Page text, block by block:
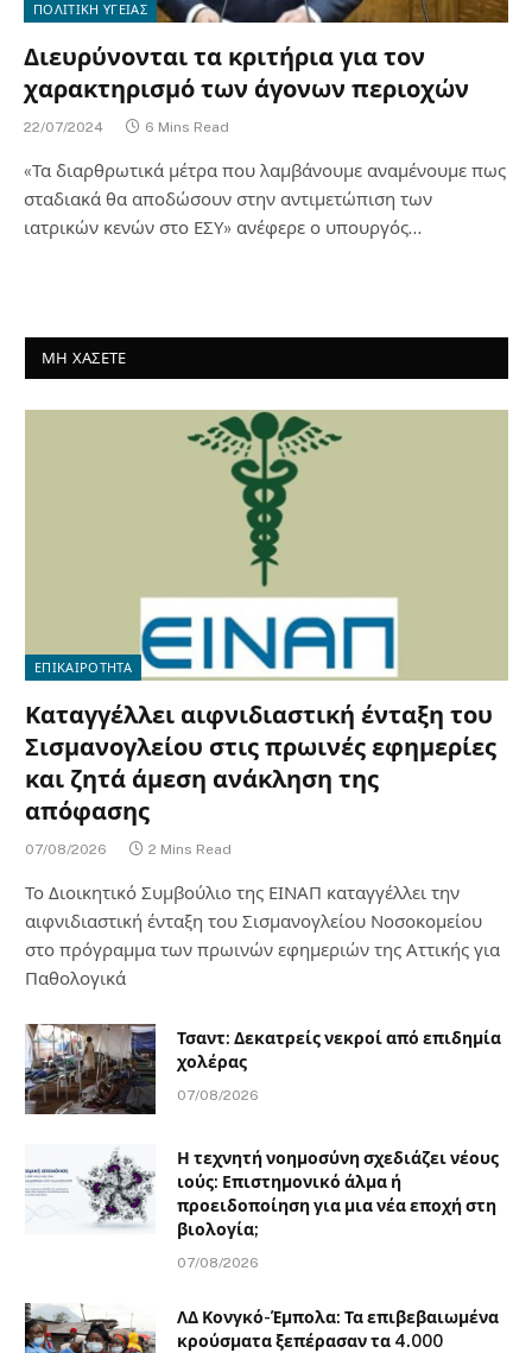
ΠΟΛΙΤΙΚΗ ΥΓΕΙΑΣ
Διευρύνονται τα κριτήρια για τον
χαρακτηρισμό των άγονων περιοχών
22/07/2024 6 Mins Read
«Τα διαρθρωτικά μέτρα που λαμβάνουμε αναμένουμε πως
σταδιακά θα αποδώσουν στην αντιμετώπιση των
ιατρικών κενών στο ΕΣΥ» ανέφερε ο υπουργός…
ΜΗ ΧΑΣΕΤΕ
ΕΠΙΚΑΙΡΟΤΗΤΑ
Καταγγέλλει αιφνιδιαστική ένταξη του
Σισμανογλείου στις πρωινές εφημερίες
και ζητά άμεση ανάκληση της
απόφασης
07/08/2026 2 Mins Read
Το Διοικητικό Συμβούλιο της ΕΙΝΑΠ καταγγέλλει την
αιφνιδιαστική ένταξη του Σισμανογλείου Νοσοκομείου
στο πρόγραμμα των πρωινών εφημεριών της Αττικής για
Παθολογικά
Τσαντ: Δεκατρείς νεκροί από επιδημία
χολέρας
07/08/2026
Η τεχνητή νοημοσύνη σχεδιάζει νέους
ιούς: Επιστημονικό άλμα ή
προειδοποίηση για μια νέα εποχή στη
βιολογία;
07/08/2026
ΛΔ Κονγκό-Έμπολα: Τα επιβεβαιωμένα
κρούσματα ξεπέρασαν τα 4.000